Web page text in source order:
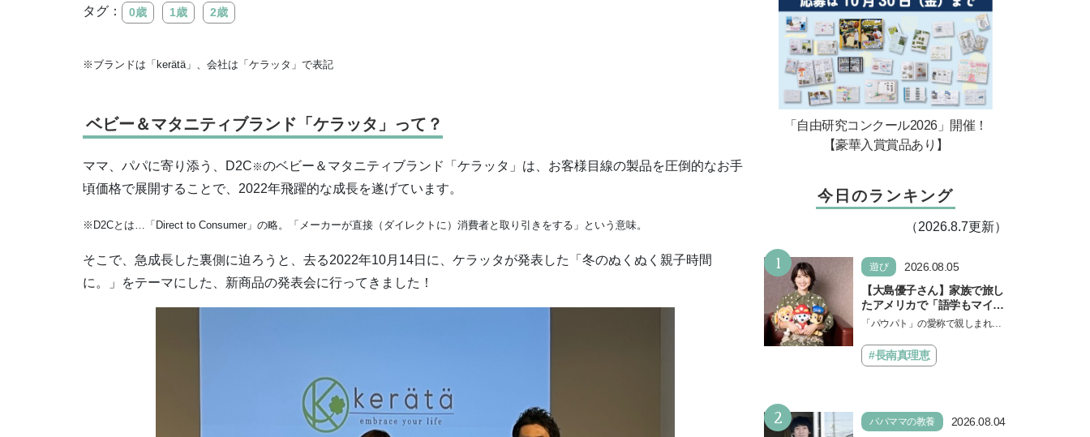
タグ： 0歳 1歳 2歳
※ブランドは「kerätä」、会社は「ケラッタ」で表記
ベビー＆マタニティブランド「ケラッタ」って？
ママ、パパに寄り添う、D2C ※のベビー＆マタニティブランド「ケラッタ」は、お客様目線の製品を圧倒的なお手
頃価格で展開することで、2022年飛躍的な成長を遂げています。
※D2Cとは…「Direct to Consumer」の略。「メーカーが直接（ダイレクトに）消費者と取り引きをする」という意味。
そこで、急成長した裏側に迫ろうと、去る2022年10月14日に、ケラッタが発表した「冬のぬくぬく親子時間
に。」をテーマにした、新商品の発表会に行ってきました！
「自由研究コンクール2026」開催！
【豪華入賞賞品あり】
今日のランキング
（2026.8.7更新）
1 遊び
2026.08.05
【大島優子さん】家族で旅し
たアメリカで「語学もマイン
ドも！ 子どもの成長はすごか
『パウ・パトロール ザ・ダイ
ノ・ムービー』ではあきらめ
「パウパト」の愛称で親しまれる
の劇場版シリーズ第3弾、映画『パ
ウ・パトロール ザ…
#長南真理恵
2 パパママの教養
2026.08.04